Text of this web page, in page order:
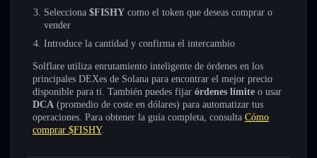
Selecciona $FISHY como el token que deseas comprar o
vender
Introduce la cantidad y confirma el intercambio
Solflare utiliza enrutamiento inteligente de órdenes en los
principales DEXes de Solana para encontrar el mejor precio
disponible para ti. También puedes fijar órdenes límite o usar
DCA (promedio de coste en dólares) para automatizar tus
operaciones. Para obtener la guía completa, consulta Cómo
comprar $FISHY.